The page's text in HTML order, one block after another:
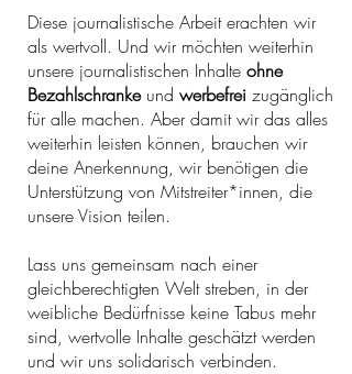
Diese journalistische Arbeit erachten wir
als wertvoll. Und wir möchten weiterhin
unsere journalistischen Inhalte ohne
Bezahlschrankeund werbefrei zugänglich
für alle machen. Aber damit wirdas alles
weiterhin leisten können, brauchen wir
deine Anerkennung, wir benötigen die
Unterstützung von Mitstreiter*innen, die
unsere Vision teilen.
Lass uns gemeinsam nach einer
gleichberechtigten Welt streben, in der
weibliche Bedürfnisse keine Tabus mehr
sind, wertvolle Inhalte geschätzt werden
und wir uns solidarisch verbinden.